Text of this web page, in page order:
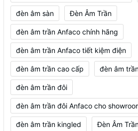
đèn âm sàn Đèn Âm Trần
đèn âm trần Anfaco chính hãng
đèn âm trần Anfaco tiết kiệm điện
đèn âm trần cao cấp đèn âm
đèn âm trần đôi
đèn âm trần đôi Anfaco cho
đèn âm trần kingled Đèn Âm